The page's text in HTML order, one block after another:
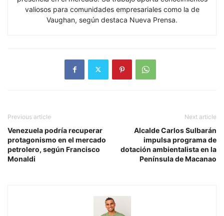
valiosos para comunidades empresariales como la de
Vaughan, según destaca Nueva Prensa.
Previous article
Venezuela podría recuperar
protagonismo en el mercado
petrolero, según Francisco
Monaldi
Next article
Alcalde Carlos Sulbarán
impulsa programa de
dotación ambientalista en la
Península de Macanao